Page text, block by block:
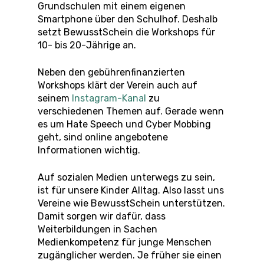
Grundschulen mit einem eigenen
Smartphone über den Schulhof. Deshalb
setzt BewusstSchein die Workshops für
10- bis 20-Jährige an.
Neben den gebührenfinanzierten
Workshops klärt der Verein auch auf
seinem Instagram-Kanal zu
verschiedenen Themen auf. Gerade wenn
es um Hate Speech und Cyber Mobbing
geht, sind online angebotene
Informationen wichtig.
Auf sozialen Medien unterwegs zu sein,
ist für unsere Kinder Alltag. Also lasst uns
Vereine wie BewusstSchein unterstützen.
Damit sorgen wir dafür, dass
Weiterbildungen in Sachen
Medienkompetenz für junge Menschen
zugänglicher werden. Je früher sie einen